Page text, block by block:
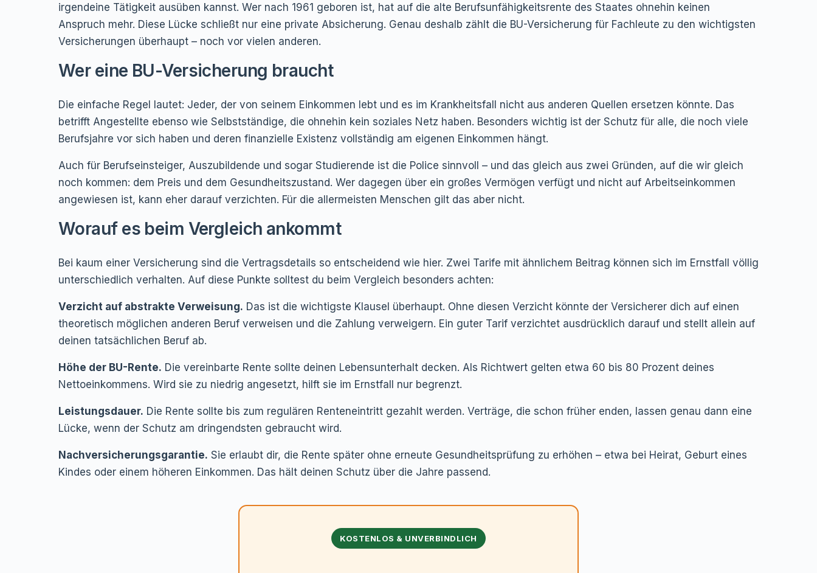
irgendeine Tätigkeit ausüben kannst. Wer nach 1961 geboren ist, hat auf die alte Berufsunfähigkeitsrente des Staates ohnehin keinen
Anspruch mehr. Diese Lücke schließt nur eine private Absicherung. Genau deshalb zählt die BU-Versicherung für Fachleute zu den wichtigsten
Versicherungen überhaupt – noch vor vielen anderen.
Wer eine BU-Versicherung braucht
Die einfache Regel lautet: Jeder, der von seinem Einkommen lebt und es im Krankheitsfall nicht aus anderen Quellen ersetzen könnte. Das
betrifft Angestellte ebenso wie Selbstständige, die ohnehin kein soziales Netz haben. Besonders wichtig ist der Schutz für alle, die noch viele
Berufsjahre vor sich haben und deren finanzielle Existenz vollständig am eigenen Einkommen hängt.
Auch für Berufseinsteiger, Auszubildende und sogar Studierende ist die Police sinnvoll – und das gleich aus zwei Gründen, auf die wir gleich
noch kommen: dem Preis und dem Gesundheitszustand. Wer dagegen über ein großes Vermögen verfügt und nicht auf Arbeitseinkommen
angewiesen ist, kann eher darauf verzichten. Für die allermeisten Menschen gilt das aber nicht.
Worauf es beim Vergleich ankommt
Bei kaum einer Versicherung sind die Vertragsdetails so entscheidend wie hier. Zwei Tarife mit ähnlichem Beitrag können sich im Ernstfall völlig
unterschiedlich verhalten. Auf diese Punkte solltest du beim Vergleich besonders achten:
Verzicht auf abstrakte Verweisung. Das ist die wichtigste Klausel überhaupt. Ohne diesen Verzicht könnte der Versicherer dich auf einen
theoretisch möglichen anderen Beruf verweisen und die Zahlung verweigern. Ein guter Tarif verzichtet ausdrücklich darauf und stellt allein auf
deinen tatsächlichen Beruf ab.
Höhe der BU-Rente. Die vereinbarte Rente sollte deinen Lebensunterhalt decken. Als Richtwert gelten etwa 60 bis 80 Prozent deines
Nettoeinkommens. Wird sie zu niedrig angesetzt, hilft sie im Ernstfall nur begrenzt.
Leistungsdauer. Die Rente sollte bis zum regulären Renteneintritt gezahlt werden. Verträge, die schon früher enden, lassen genau dann eine
Lücke, wenn der Schutz am dringendsten gebraucht wird.
Nachversicherungsgarantie. Sie erlaubt dir, die Rente später ohne erneute Gesundheitsprüfung zu erhöhen – etwa bei Heirat, Geburt eines
Kindes oder einem höheren Einkommen. Das hält deinen Schutz über die Jahre passend.
KOSTENLOS & UNVERBINDLICH